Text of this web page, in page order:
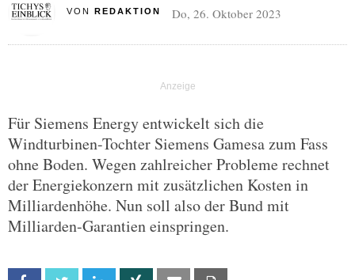
VON REDAKTION Do, 26. Oktober 2023
Für Siemens Energy entwickelt sich die
Windturbinen-Tochter Siemens Gamesa zum Fass
ohne Boden. Wegen zahlreicher Probleme rechnet
der Energiekonzern mit zusätzlichen Kosten in
Milliardenhöhe. Nun soll also der Bund mit
Milliarden-Garantien einspringen.